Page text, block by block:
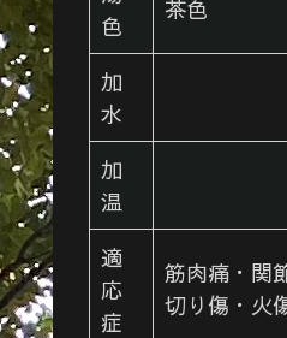
色
茶色
加
水
加
温
適
応
症
筋肉痛・関
切り傷・火